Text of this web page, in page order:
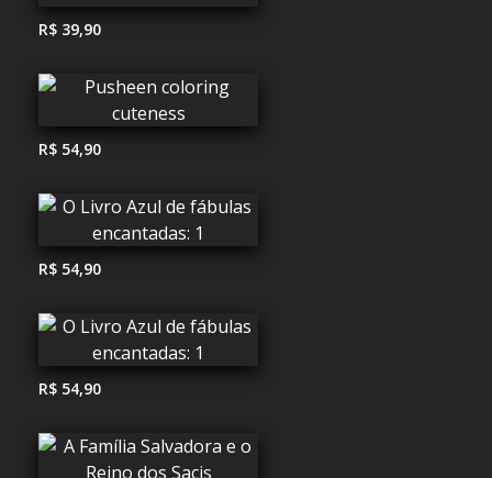
R$ 39,90
R$ 54,90
R$ 54,90
R$ 54,90